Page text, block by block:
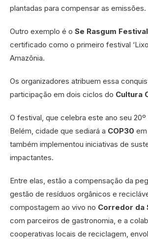
plantadas para compensar as emissões.
Outro exemplo é o Se Rasgum Festival
certificado como o primeiro festival
Amazônia.
Os organizadores atribuem essa
participação em dois ciclos do Cultura
O festival, que celebra este ano seu 20º
Belém, cidade que sediará a COP30 em
também implementou iniciativas de
impactantes.
Entre elas, estão a compensação da
gestão de resíduos orgânicos e
compostagem ao vivo no Corredor da
com parceiros de gastronomia, e a
cooperativas locais de reciclagem,